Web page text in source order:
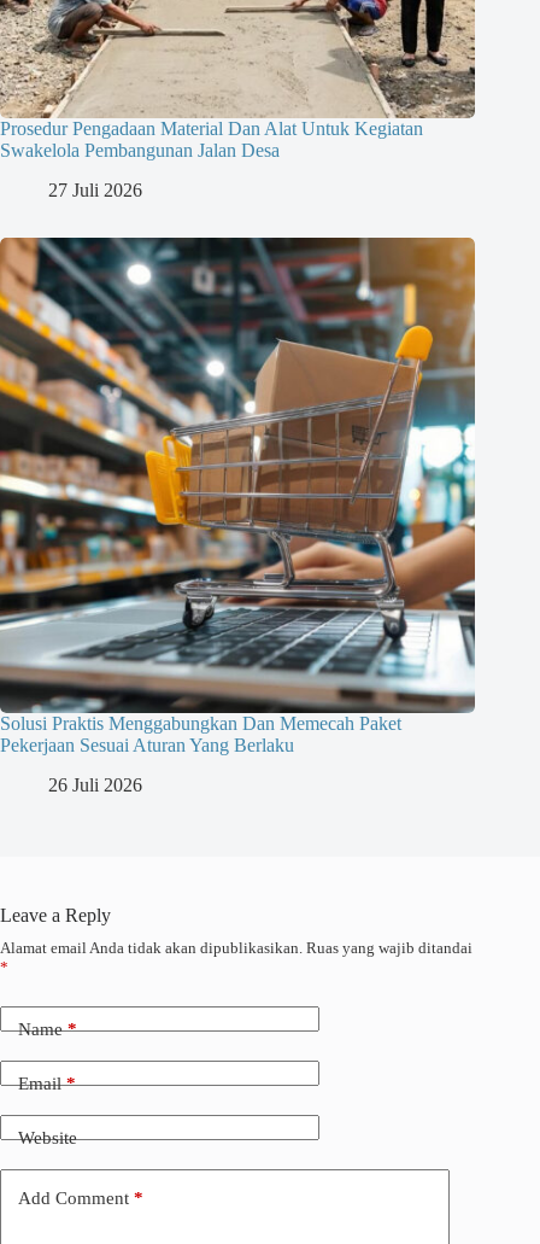
Prosedur Pengadaan Material Dan Alat Untuk Kegiatan
Swakelola Pembangunan Jalan Desa
27 Juli 2026
Solusi Praktis Menggabungkan Dan Memecah Paket
Pekerjaan Sesuai Aturan Yang Berlaku
26 Juli 2026
Leave a Reply
Alamat email Anda tidak akan dipublikasikan. Ruas yang wajib ditandai
*
Name*
Email*
Website
Add Comment *